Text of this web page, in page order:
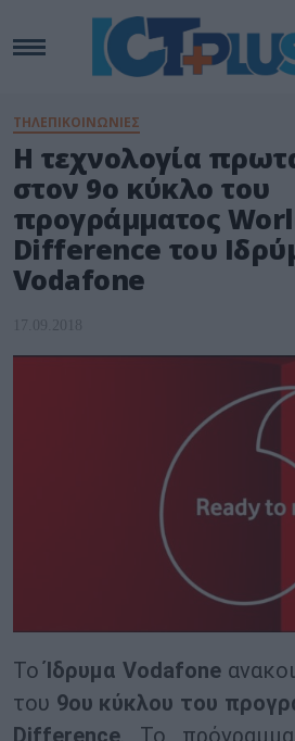
ΤΗΛΕΠΙΚΟΙΝΩΝΙΕΣ
Η τεχνολογία
στον 9ο κύκλο του
προγράμματος
Difference του
Vodafone
17.09.2018
Το Ίδρυμα Vodafone
του 9ου κύκλου του